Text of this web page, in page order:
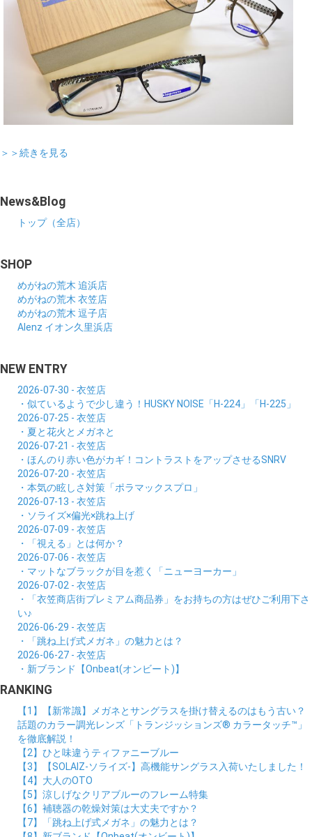
＞＞続きを見る
News&Blog
トップ（全店）
SHOP
めがねの荒木 追浜店
めがねの荒木 衣笠店
めがねの荒木 逗子店
Alenz イオン久里浜店
NEW ENTRY
2026-07-30 - 衣笠店
・似ているようで少し違う！HUSKY NOISE「H-224」「H-225」
2026-07-25 - 衣笠店
・夏と花火とメガネと
2026-07-21 - 衣笠店
・ほんのり赤い色がカギ！コントラストをアップさせるSNRV
2026-07-20 - 衣笠店
・本気の眩しさ対策「ポラマックスプロ」
2026-07-13 - 衣笠店
・ソライズ×偏光×跳ね上げ
2026-07-09 - 衣笠店
・「視える」とは何か？
2026-07-06 - 衣笠店
・マットなブラックが目を惹く「ニューヨーカー」
2026-07-02 - 衣笠店
・「衣笠商店街プレミアム商品券」をお持ちの方はぜひご利用下さ
い♪
2026-06-29 - 衣笠店
・「跳ね上げ式メガネ」の魅力とは？
2026-06-27 - 衣笠店
・新ブランド【Onbeat(オンビート)】
RANKING
【1】【新常識】メガネとサングラスを掛け替えるのはもう古い？
話題のカラー調光レンズ「トランジッションズ® カラータッチ™」
を徹底解説！
【2】ひと味違うティファニーブルー
【3】【SOLAIZ-ソライズ-】高機能サングラス入荷いたしました！
【4】大人のOTO
【5】涼しげなクリアブルーのフレーム特集
【6】補聴器の乾燥対策は大丈夫ですか？
【7】「跳ね上げ式メガネ」の魅力とは？